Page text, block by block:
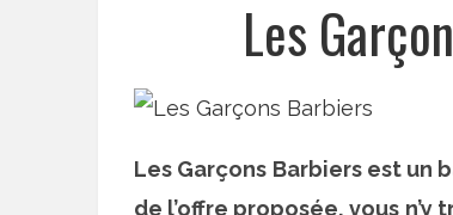
Les
Les Garçons Barbiers est un
de l’offre proposée, vous